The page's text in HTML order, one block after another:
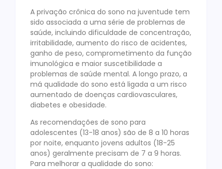
A privação crônica do sono na juventude tem
sido associada a uma série de problemas de
saúde, incluindo dificuldade de concentração,
irritabilidade, aumento do risco de acidentes,
ganho de peso, comprometimento da função
imunológica e maior suscetibilidade a
problemas de saúde mental. A longo prazo, a
má qualidade do sono está ligada a um risco
aumentado de doenças cardiovasculares,
diabetes e obesidade.
As recomendações de sono para
adolescentes (13-18 anos) são de 8 a 10 horas
por noite, enquanto jovens adultos (18-25
anos) geralmente precisam de 7 a 9 horas.
Para melhorar a qualidade do sono: